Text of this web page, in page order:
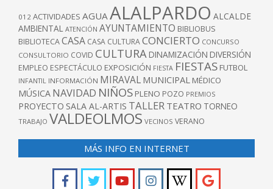
012 ACTIVIDADES AGUAALALPARDO ALCALDE
AMBIENTAL ATENCIÓN AYUNTAMIENTO BIBLIOBUS
BIBLIOTECACASA CASA CULTURACONCIERTO CONCURSO
CONSULTORIO COVID CULTURA DINAMIZACIÓN DIVERSIÓN
EMPLEO ESPECTÁCULO EXPOSICIÓN FIESTA FIESTAS FUTBOL
INFANTIL INFORMACIÓN MIRAVAL MUNICIPAL MÉDICO
MÚSICA NAVIDAD NIÑOS PLENO POZO PREMIOS
PROYECTO SALA AL-ARTIS TALLER TEATRO TORNEO
TRABAJO VALDEOLMOS VECINOS VERANO
MÁS INFO EN INTERNET